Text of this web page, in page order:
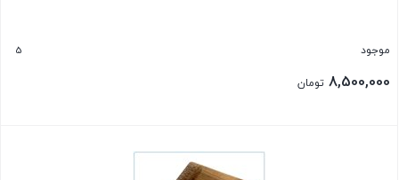
موجود 5
8,500,000 تومان